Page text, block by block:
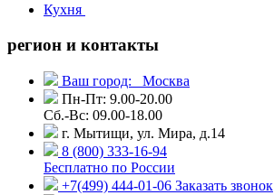
Кухня
регион и контакты
Ваш город:
Москва
Пн-Пт: 9.00-20.00
Сб.-Вс: 09.00-18.00
г. Мытищи, ул. Мира, д.14
8 (800) 333-16-94
Бесплатно по России
+7(499) 444-01-06 Заказать звонок